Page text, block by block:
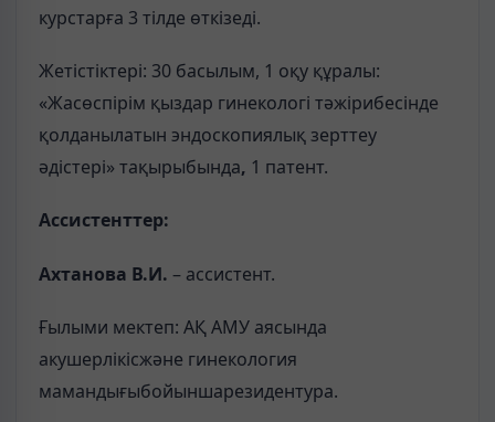
курстарға 3 тілде өткізеді.
Жетістіктері: 30 басылым, 1 оқу құралы:
«Жасөспірім қыздар гинекологі тәжірибесінде
қолданылатын эндоскопиялық зерттеу
әдістері» тақырыбында, 1 патент.
Ассистенттер:
Ахтанова В.И. – ассистент.
Ғылыми мектеп: АҚ АМУ аясында
акушерлікісжәне гинекология
мамандығыбойыншарезидентура.